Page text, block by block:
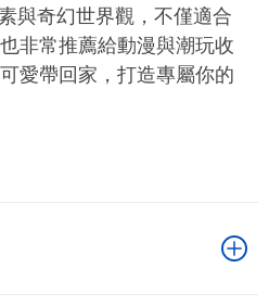
與奇幻世界觀，不僅適合
非常推薦給動漫與潮玩收
愛帶回家，打造專屬你的